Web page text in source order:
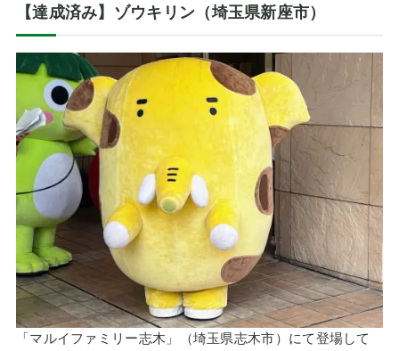
【達成済み】ゾウキリン（埼玉県新座市）
「マルイファミリー志木」（埼玉県志木市）にて登場して